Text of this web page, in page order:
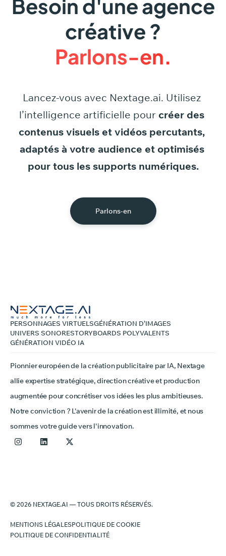
Besoin d'une agence
créative ?
Parlons-en.
Lancez-vous avec Nextage.ai. Utilisez
l’intelligence artificielle pour créer des
contenus visuels et vidéos percutants,
adaptés à votre audience et optimisés
pour tous les supports numériques.
Parlons-en
PERSONNAGES VIRTUELSGÉNÉRATION D’IMAGES
UNIVERS SONORESTORYBOARDS POLYVALENTS
GÉNÉRATION VIDÉO IA
Pionnier européen de la création publicitaire par IA, Nextage
allie expertise stratégique, direction créative et production
augmentée pour concrétiser vos idées les plus ambitieuses.
Notre conviction ? L'avenir de la création est illimité, et nous
sommes votre guide vers l'innovation.
© 2026 NEXTAGE.AI — TOUS DROITS RÉSERVÉS.
MENTIONS LÉGALESPOLITIQUE DE COOKIE
POLITIQUE DE CONFIDENTIALITÉ